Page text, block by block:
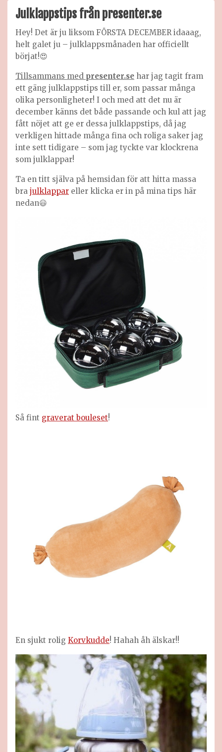
Julklappstips från presenter.se
Hey! Det är ju liksom FÖRSTA DECEMBER idaaag,
helt galet ju – julklappsmånaden har officiellt
börjat!😍
Tillsammans med presenter.se har jag tagit fram
ett gäng julklappstips till er, som passar många
olika personligheter! I och med att det nu är
december känns det både passande och kul att jag
fått nöjet att ge er dessa julklappstips, då jag
verkligen hittade många fina och roliga saker jag
inte sett tidigare – som jag tyckte var klockrena
som julklappar!
Ta en titt själva på hemsidan för att hitta massa
bra julklappar eller klicka er in på mina tips här
nedan😃
Så fint graverat bouleset!
En sjukt rolig Korvkudde! Hahah åh älskar!!